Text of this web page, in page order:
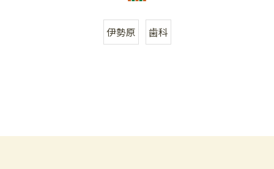
伊勢原 歯科